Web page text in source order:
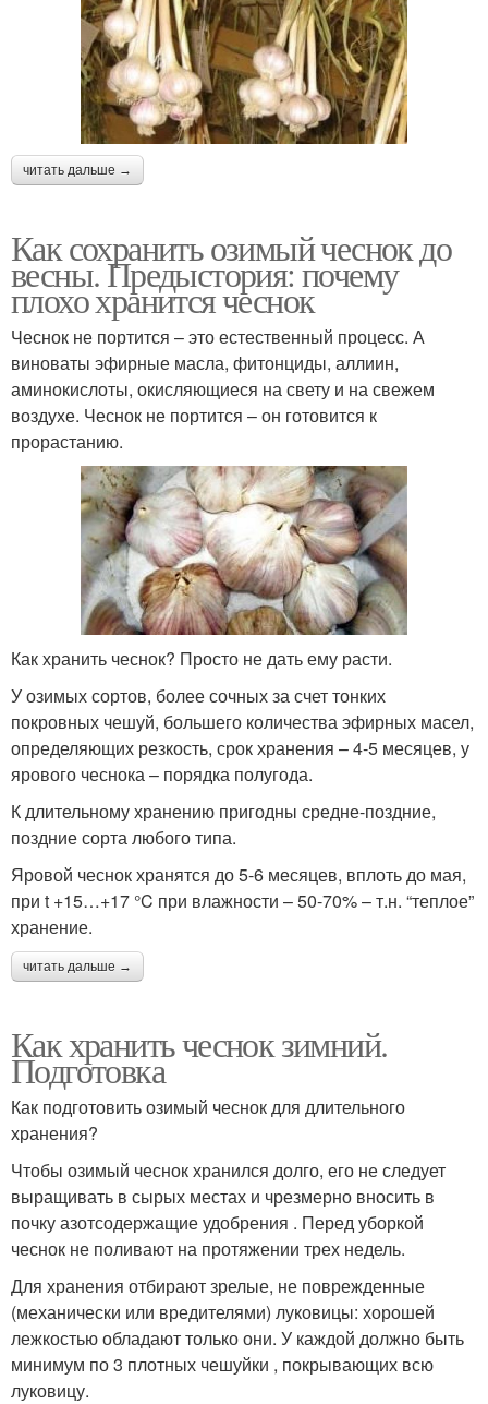
читать дальше →
Как сохранить озимый чеснок до
весны. Предыстория: почему
плохо хранится чеснок
Чеснок не портится – это естественный процесс. А
виноваты эфирные масла, фитонциды, аллиин,
аминокислоты, окисляющиеся на свету и на свежем
воздухе. Чеснок не портится – он готовится к
прорастанию.
Как хранить чеснок? Просто не дать ему расти.
У озимых сортов, более сочных за счет тонких
покровных чешуй, большего количества эфирных масел,
определяющих резкость, срок хранения – 4-5 месяцев, у
ярового чеснока – порядка полугода.
К длительному хранению пригодны средне-поздние,
поздние сорта любого типа.
Яровой чеснок хранятся до 5-6 месяцев, вплоть до мая,
при t +15…+17 °C при влажности – 50-70% – т.н. “теплое”
хранение.
читать дальше →
Как хранить чеснок зимний.
Подготовка
Как подготовить озимый чеснок для длительного
хранения?
Чтобы озимый чеснок хранился долго, его не следует
выращивать в сырых местах и чрезмерно вносить в
почку азотсодержащие удобрения . Перед уборкой
чеснок не поливают на протяжении трех недель.
Для хранения отбирают зрелые, не поврежденные
(механически или вредителями) луковицы: хорошей
лежкостью обладают только они. У каждой должно быть
минимум по 3 плотных чешуйки , покрывающих всю
луковицу.